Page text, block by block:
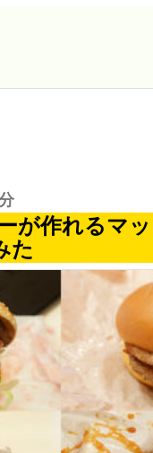
が作れるマ
た